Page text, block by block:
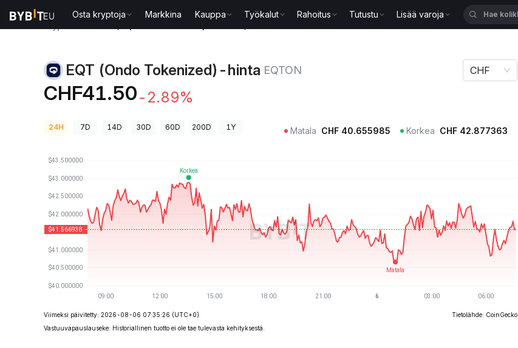
Osta kryptoja Markkina Kauppa Työkalut Rahoitus Tutustu Lisää varoja
EQT (Ondo Tokenized)-hinta EQTON
CHF41.50-2.89%
CHF
24H 7D 14D 30D 60D 200D 1Y Matala CHF 40.655985 Korkea CHF 42.877363
Viimeksi päivitetty: 2026-08-06 07:35:26 (UTC+0)
Tietolähde: CoinGecko
Vastuuvapauslauseke: Historiallinen tuotto ei ole tae tulevasta kehityksestä.